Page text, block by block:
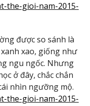
được so sánh là
xao, giống như
ngu ngốc. Nhưng
ở đây, chắc chắn
nhìn ngưỡng mộ.